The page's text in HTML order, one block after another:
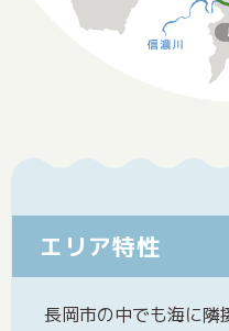
エリア特性
長岡市の中でも海に隣